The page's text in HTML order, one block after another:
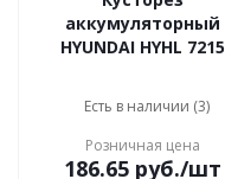
аккумуляторный
HYUNDAI HYHL 7215
Есть в наличии (3)
Розничная цена
186.65руб./шт